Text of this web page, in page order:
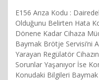
E156 Arıza Kodu :
Olduğunu Belirten Hata
Dönene Kadar Cihaza
Baymak Brötje Servisi’ni
Yarayan Regülatör
Sorunlar Yaşanıyor İse
Konudaki Bilgileri Baymak